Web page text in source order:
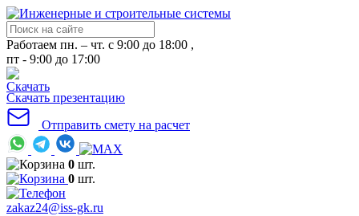
Работаем пн. – чт. с 9:00 до 18:00 ,
пт - 9:00 до 17:00
Скачать презентацию
Отправить смету на расчет
0 шт.
0 шт.
zakaz24@iss-gk.ru